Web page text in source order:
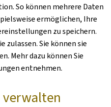
So können mehrere Daten
ermöglichen, Ihre
zu speichern.
zulassen. Sie können sie
Mehr dazu können Sie
entnehmen.
verwalten